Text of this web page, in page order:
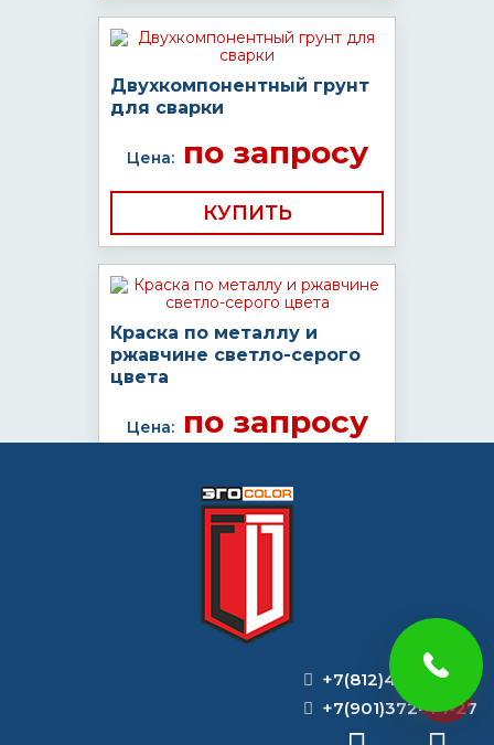
Двухкомпонентный грунт
для сварки
Цена:по запросу
КУПИТЬ
Краска по металлу и
ржавчине светло-серого
цвета
Цена:по запросу
КУПИТЬ
ВОПРОС-ОТВЕТ
На своем производстве долгое время
использовали грунт-преобразователь
ржавчины Цинар. Насколько я знаю, он
+7(812)493-44-47
+7(901)372-44-27